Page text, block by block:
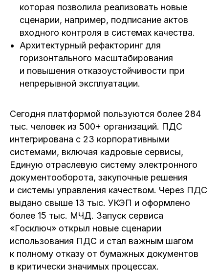
которая позволила реализовать новые
сценарии, например, подписание актов
входного контроля в системах качества.
Архитектурный рефакторинг для
горизонтального масштабирования
и повышения отказоустойчивости при
непрерывной эксплуатации.
Сегодня платформой пользуются более 284
тыс. человек из 500+ организаций. ПДС
интегрирована с 23 корпоративными
системами, включая кадровые сервисы,
Единую отраслевую систему электронного
документооборота, закупочные решения
и системы управления качеством. Через ПДС
выдано свыше 13 тыс. УКЭП и оформлено
более 15 тыс. МЧД. Запуск сервиса
«Госключ» открыл новые сценарии
использования ПДС и стал важным шагом
к полному отказу от бумажных документов
в критически значимых процессах.